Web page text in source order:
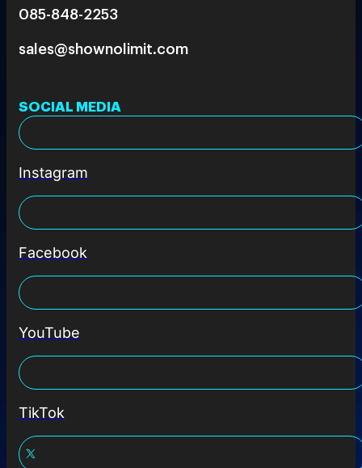
085-848-2253
sales@shownolimit.com
SOCIAL MEDIA
Instagram
Facebook
YouTube
TikTok